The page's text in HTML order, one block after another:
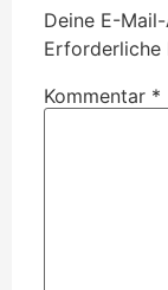
Deine E-
Erforderliche
Kommentar *